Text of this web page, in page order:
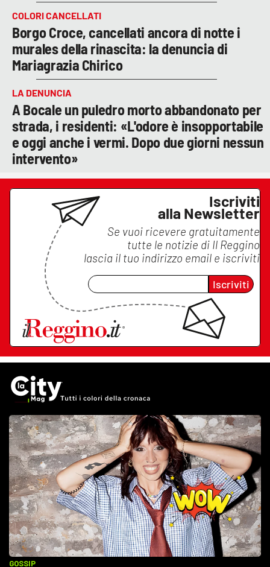
COLORI CANCELLATI
Borgo Croce, cancellati ancora di notte i
murales della rinascita: la denuncia di
Mariagrazia Chirico
LA DENUNCIA
A Bocale un puledro morto abbandonato per
strada, i residenti: «L'odore è insopportabile
e oggi anche i vermi. Dopo due giorni nessun
intervento»
Iscriviti
alla Newsletter
Se vuoi ricevere gratuitamente
tutte le notizie di Il Reggino
lascia il tuo indirizzo email e iscriviti
Iscriviti